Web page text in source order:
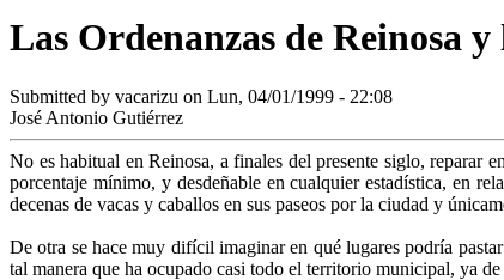
Las Ordenanzas de Reinosa
Submitted by vacarizu on Lun, 04/01/1999 - 22:08
José Antonio Gutiérrez
No es habitual en Reinosa, a finales del presente siglo, reparar
porcentaje mínimo, y desdeñable en cualquier estadística, en
decenas de vacas y caballos en sus paseos por la ciudad y
De otra se hace muy difícil imaginar en qué lugares podría
tal manera que ha ocupado casi todo el territorio municipal, ya